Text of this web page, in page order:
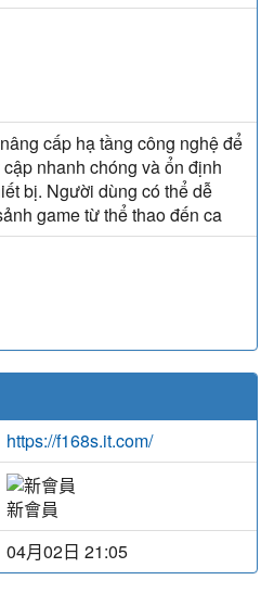
cấp hạ tầng công nghệ để
nhanh chóng và ổn định
bị. Người dùng có thể dễ
game từ thể thao đến ca
https://f168s.it.com/
新會員
04月02日 21:05